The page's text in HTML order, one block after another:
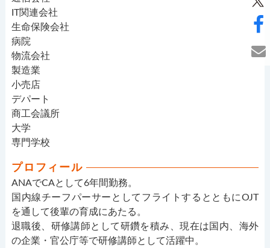
IT関連会社
生命保険会社
病院
物流会社
製造業
小売店
デパート
商工会議所
大学
専門学校
プロフィール
ANAでCAとして6年間勤務。
国内線チーフパーサーとしてフライトするとともにOJT
を通して後輩の育成にあたる。
退職後、研修講師として研鑽を積み、現在は国内、海外
の企業・官公庁等で研修講師として活躍中。